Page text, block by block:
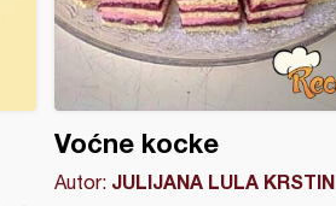
Voćne kocke
Autor: JULIJANA LULA KRSTIN